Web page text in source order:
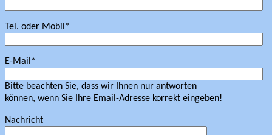
Tel. oder Mobil*
E-Mail*
Bitte beachten Sie, dass wir Ihnen nur antworten
können, wenn Sie Ihre Email-Adresse korrekt eingeben!
Nachricht